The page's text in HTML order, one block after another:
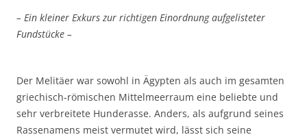
– Ein kleiner Exkurs zur richtigen Einordnung aufgelisteter
Fundstücke –
Der Melitäer war sowohl in Ägypten als auch im gesamten
griechisch-römischen Mittelmeerraum eine beliebte und
sehr verbreitete Hunderasse. Anders, als aufgrund seines
Rassenamens meist vermutet wird, lässt sich seine